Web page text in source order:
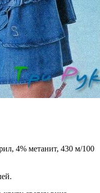
4% метанит, 430 м/100